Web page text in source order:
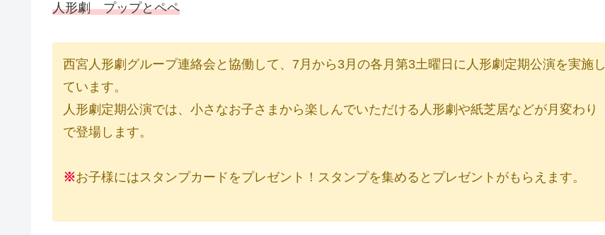
人形劇 プップとペペ
西宮人形劇グループ連絡会と協働して、7月から3月の各月第3土曜日に人形劇定期公演を実施し
ています。
人形劇定期公演では、小さなお子さまから楽しんでいただける人形劇や紙芝居などが月変わり
で登場します。
※お子様にはスタンプカードをプレゼント！スタンプを集めるとプレゼントがもらえます。